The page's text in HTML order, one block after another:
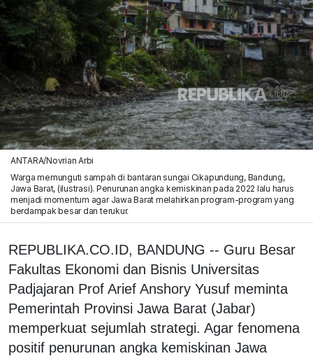
ANTARA/Novrian Arbi
Warga memunguti sampah di bantaran sungai Cikapundung, Bandung,
Jawa Barat, (ilustrasi). Penurunan angka kemiskinan pada 2022 lalu harus
menjadi momentum agar Jawa Barat melahirkan program-program yang
berdampak besar dan terukur.
REPUBLIKA.CO.ID, BANDUNG -- Guru Besar
Fakultas Ekonomi dan Bisnis Universitas
Padjajaran Prof Arief Anshory Yusuf meminta
Pemerintah Provinsi Jawa Barat (Jabar)
memperkuat sejumlah strategi. Agar fenomena
positif penurunan angka kemiskinan Jawa